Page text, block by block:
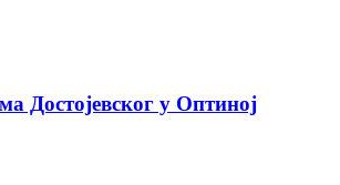
Достојевског у Оптиној